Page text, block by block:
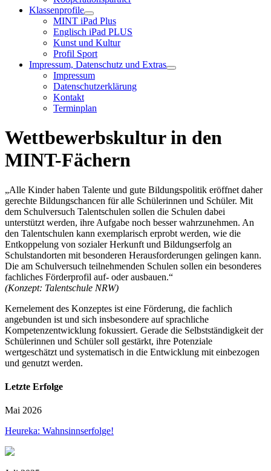
Klassenprofile
MINT iPad Plus
Englisch iPad PLUS
Kunst und Kultur
Profil Sport
Impressum, Datenschutz und Extras
Impressum
Datenschutzerklärung
Kontakt
Terminplan
Wettbewerbskultur in den
MINT-Fächern
„Alle Kinder haben Talente und gute Bildungspolitik eröffnet daher
gerechte Bildungschancen für alle Schülerinnen und Schüler. Mit
dem Schulversuch Talentschulen sollen die Schulen dabei
unterstützt werden, ihre Aufgabe noch besser wahrzunehmen. An
den Talentschulen kann exemplarisch erprobt werden, wie die
Entkoppelung von sozialer Herkunft und Bildungserfolg an
Schulstandorten mit besonderen Herausforderungen gelingen kann.
Die am Schulversuch teilnehmenden Schulen sollen ein besonderes
fachliches Förderprofil auf- oder ausbauen.“
(Konzept: Talentschule NRW)
Kernelement des Konzeptes ist eine Förderung, die fachlich
angebunden ist und sich insbesondere auf sprachliche
Kompetenzentwicklung fokussiert. Gerade die Selbstständigkeit der
Schülerinnen und Schüler soll gestärkt, ihre Potenziale
wertgeschätzt und systematisch in die Entwicklung mit einbezogen
und genutzt werden.
Letzte Erfolge
Mai 2026
Heureka: Wahnsinnserfolge!